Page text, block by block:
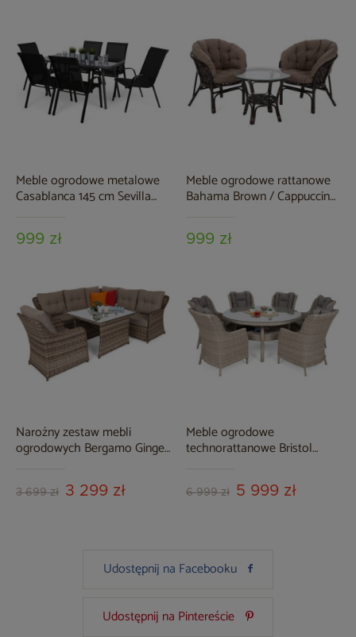
Meble ogrodowe metalowe
Casablanca 145 cm Sevilla
999 zł
Meble ogrodowe rattanowe
Bahama Brown / Cappuccino
999 zł
Narożny zestaw mebli
ogrodowych Bergamo Ginger
3 699 zł 3 299 zł
Meble ogrodowe
technorattanowe Bristol
/ Beige Melange 6+1
6 999 zł 5 999 zł
Udostępnij na Facebooku
Udostępnij na Pintereście